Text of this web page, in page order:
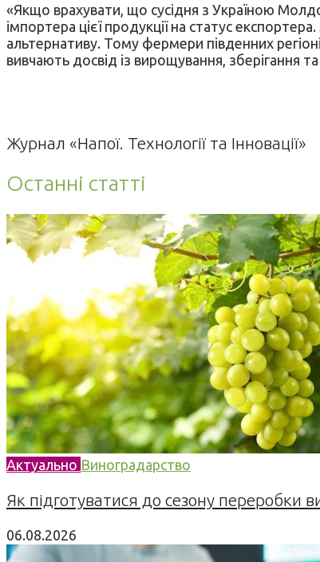
«Якщо врахувати, що сусідня з Україною
імпортера цієї продукції на статус
альтернативу. Тому фермери південних
вивчають досвід із вирощування, зберігання
Журнал «Напої. Технології та Інновації»
Останні статті
Актуально Виноградарство
Як підготуватися до сезону переробки
06.08.2026